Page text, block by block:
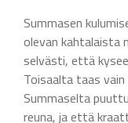
Summasen
olevan kahtalaista
selvästi, että
Toisaalta taas
Summaselta
reuna, ja että